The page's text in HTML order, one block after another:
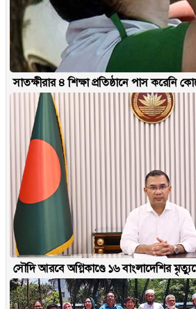
সাতক্ষীরার ৪ শিক্ষা প্রতিষ্ঠানে পাস করেনি
সৌদি আরবে অগ্নিকাণ্ডে ১৬ বাংলাদেশির